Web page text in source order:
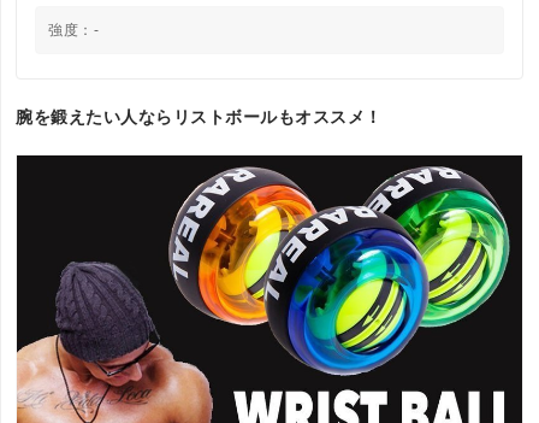
強度：-
腕を鍛えたい人ならリストボールもオススメ！